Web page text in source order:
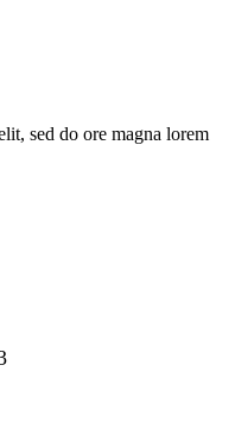
sed do ore magna lorem